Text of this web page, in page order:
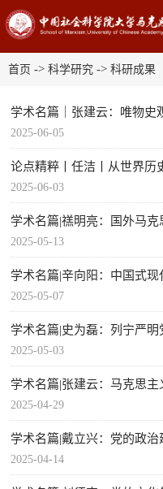
首页 -> 科学研究 -> 科研成果
2025-06-05
论点精粹丨任洁丨从世界历
2025-06-03
2025-05-13
学术名篇|辛向阳：中国式现
2025-05-07
学术名篇|史为磊：列宁严
2025-05-03
2025-04-29
学术名篇|戴立兴：党的政
2025-04-14